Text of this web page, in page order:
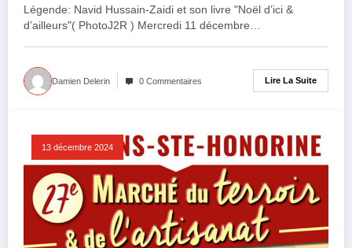
Légende: Navid Hussain-Zaidi et son livre "Noël d’ici &
d’ailleurs"( PhotoJ2R ) Mercredi 11 décembre…
Damien Delerin 0 Commentaires Lire La Suite
13 décembre 2024